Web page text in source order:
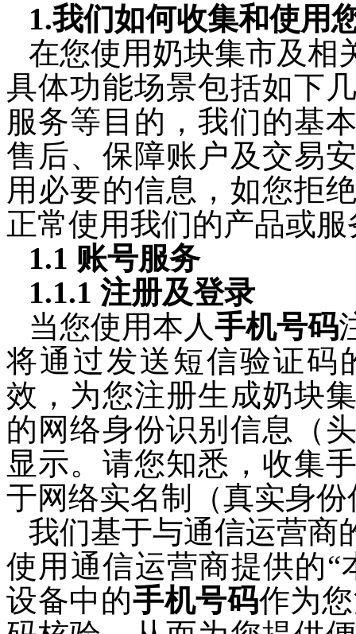
1.我们如何收集和使用
在您使用奶块集市及相
具体功能场景包括如下
服务等目的，我们的基
售后、保障账户及交易
用必要的信息，如您拒
正常使用我们的产品或服
1.1 账号服务
1.1.1 注册及登录
当您使用本人手机号码
将通过发送短信验证码
效， 为您注册生成奶块
的网络身份识别信息（
显示。 请您知悉， 收集
于网络实名制（真实身
我们基于与通信运营商
使用通信运营商提供的“
设备中的手机号码作为